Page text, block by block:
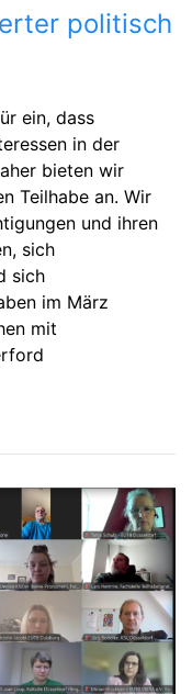
politisch
ein, dass
in der
bieten wir
Teilhabe an. Wir
und ihren
sich
sich
im März
mit